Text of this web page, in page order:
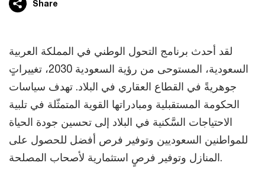
Share
لقد أحدث برنامج التحول الوطني في المملكة العربية
السعودية، المستوحى من رؤية السعودية 2030، تغييراتٍ
جوهريةً في القطاع العقاري في البلاد. تهدف سياسات
الحكومة المستقبلية ومبادراتها القوية المتمثّلة في تلبية
الاحتياجات السَّكنية في البلاد إلى تحسين جودة الحياة
للمواطنين السعوديين وتوفير فرص أفضل للحصول على
المنازل وتوفير فرصٍ استثمارية لأصحاب المصلحة.